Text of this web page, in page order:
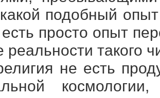
подобный
есть просто опыт
реальности такого
не есть